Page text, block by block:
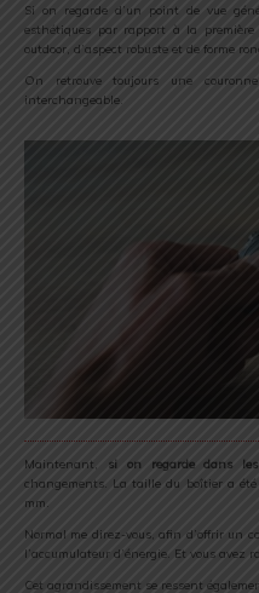
Si on regarde d’un point de vue
esthétiques par rapport à la
outdoor, d’aspect robuste et de forme
On retrouve toujours une
interchangeable.
Maintenant, si on regarde dans
changements. La taille du boîtier a
mm.
Normal me direz-vous, afin d’offrir un
l’accumulateur d’énergie. Et vous avez
Cet agrandissement se ressent